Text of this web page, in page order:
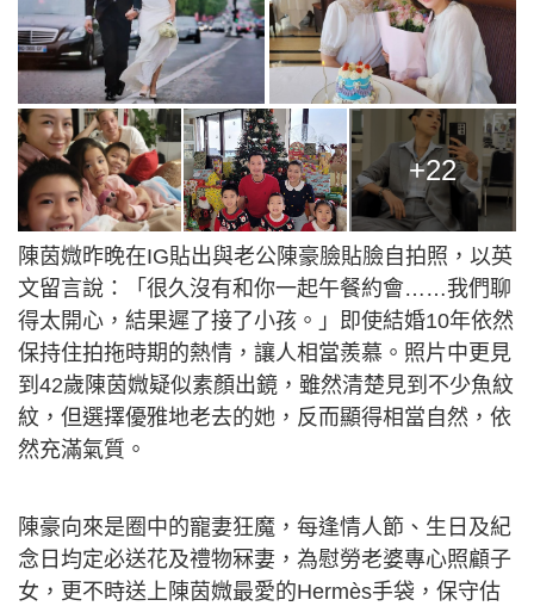
+22
陳茵媺昨晚在IG貼出與老公陳豪臉貼臉自拍照，以英
文留言說：「很久沒有和你一起午餐約會……我們聊
得太開心，結果遲了接了小孩。」即使結婚10年依然
保持住拍拖時期的熱情，讓人相當羨慕。照片中更見
到42歲陳茵媺疑似素顏出鏡，雖然清楚見到不少魚紋
紋，但選擇優雅地老去的她，反而顯得相當自然，依
然充滿氣質。
陳豪向來是圈中的寵妻狂魔，每逢情人節、生日及紀
念日均定必送花及禮物冧妻，為慰勞老婆專心照顧子
女，更不時送上陳茵媺最愛的Hermès手袋，保守估